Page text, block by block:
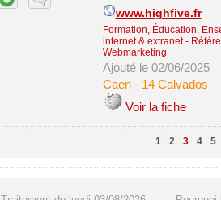
www.highfive.fr
Formation, Éducation,
internet & extranet-
Webmarketing
Ajouté le 02/06/2025
Caen- 14 Calvados
Voir la fiche
1 2 3 4 5